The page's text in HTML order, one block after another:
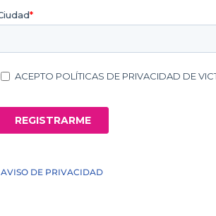
AVISO DE PRIVACIDAD